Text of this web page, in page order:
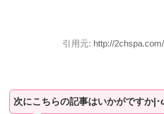
引用元: http://
次にこちらの記事はいかがですか|･